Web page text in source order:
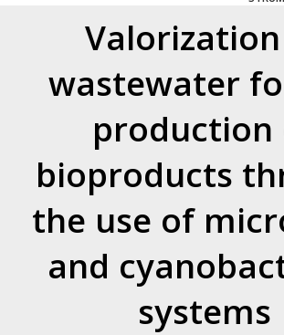
wastewater
production
bioproducts
the use of
and
systems